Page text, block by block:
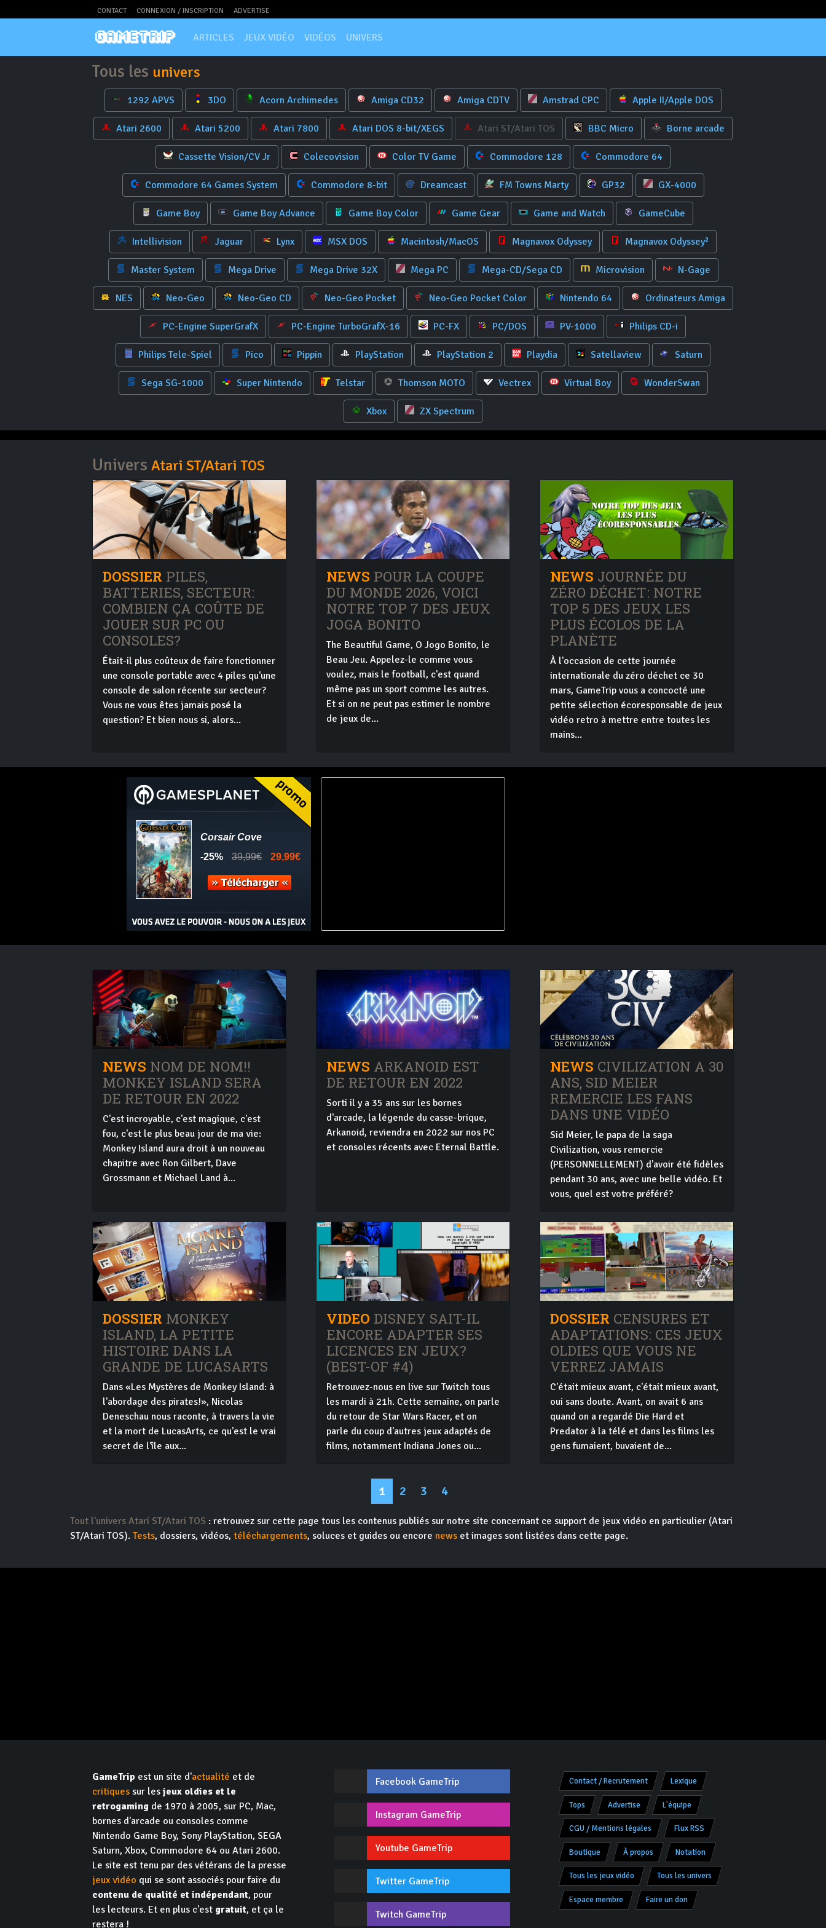
CONTACT CONNEXION / INSCRIPTION ADVERTISE
ARTICLES JEUX VIDÉO VIDÉOS UNIVERS
Tous les univers
1292 APVS 3DO Acorn Archimedes Amiga CD32 Amiga CDTV Amstrad CPC Apple II/Apple DOS
Atari 2600 Atari 5200 Atari 7800 Atari DOS 8-bit/XEGS Atari ST/Atari TOS BBC Micro Borne arcade
Cassette Vision/CV Jr Colecovision Color TV Game Commodore 128 Commodore 64
Commodore 64 Games System Commodore 8-bit Dreamcast FM Towns Marty GP32 GX-4000
Game Boy Game Boy Advance Game Boy Color Game Gear Game and Watch GameCube
Intellivision Jaguar Lynx MSX DOS Macintosh/MacOS Magnavox Odyssey Magnavox Odyssey²
Master System Mega Drive Mega Drive 32X Mega PC Mega-CD/Sega CD Microvision N-Gage
NES Neo-Geo Neo-Geo CD Neo-Geo Pocket Neo-Geo Pocket Color Nintendo 64 Ordinateurs Amiga
PC-Engine SuperGrafX PC-Engine TurboGrafX-16 PC-FX PC/DOS PV-1000 Philips CD-i
Philips Tele-Spiel Pico Pippin PlayStation PlayStation 2 Playdia Satellaview Saturn
Sega SG-1000 Super Nintendo Telstar Thomson MOTO Vectrex Virtual Boy WonderSwan
Xbox ZX Spectrum
Univers Atari ST/Atari TOS
DOSSIER PILES,
BATTERIES, SECTEUR:
COMBIEN ÇA COÛTE DE
JOUER SUR PC OU
CONSOLES?
Était-il plus coûteux de faire fonctionner
une console portable avec 4 piles qu'une
console de salon récente sur secteur?
Vous ne vous êtes jamais posé la
question? Et bien nous si, alors...
NEWS POUR LA COUPE
DU MONDE 2026, VOICI
NOTRE TOP 7 DES JEUX
JOGA BONITO
The Beautiful Game, O Jogo Bonito, le
Beau Jeu. Appelez-le comme vous
voulez, mais le football, c'est quand
même pas un sport comme les autres.
Et si on ne peut pas estimer le nombre
de jeux de...
NEWS JOURNÉE DU
ZÉRO DÉCHET: NOTRE
TOP 5 DES JEUX LES
PLUS ÉCOLOS DE LA
PLANÈTE
À l'occasion de cette journée
internationale du zéro déchet ce 30
mars, GameTrip vous a concocté une
petite sélection écoresponsable de jeux
vidéo retro à mettre entre toutes les
mains...
NEWS NOM DE NOM!!
MONKEY ISLAND SERA
DE RETOUR EN 2022
C'est incroyable, c'est magique, c'est
fou, c'est le plus beau jour de ma vie:
Monkey Island aura droit à un nouveau
chapitre avec Ron Gilbert, Dave
Grossmann et Michael Land à...
NEWS ARKANOID EST
DE RETOUR EN 2022
Sorti il y a 35 ans sur les bornes
d'arcade, la légende du casse-brique,
Arkanoid, reviendra en 2022 sur nos PC
et consoles récents avec Eternal Battle.
NEWS CIVILIZATION A 30
ANS, SID MEIER
REMERCIE LES FANS
DANS UNE VIDÉO
Sid Meier, le papa de la saga
Civilization, vous remercie
(PERSONNELLEMENT) d'avoir été fidèles
pendant 30 ans, avec une belle vidéo. Et
vous, quel est votre préféré?
DOSSIER MONKEY
ISLAND, LA PETITE
HISTOIRE DANS LA
GRANDE DE LUCASARTS
Dans «Les Mystères de Monkey Island: à
l'abordage des pirates!», Nicolas
Deneschau nous raconte, à travers la vie
et la mort de LucasArts, ce qu'est le vrai
secret de l'île aux...
VIDEO DISNEY SAIT-IL
ENCORE ADAPTER SES
LICENCES EN JEUX?
(BEST-OF #4)
Retrouvez-nous en live sur Twitch tous
les mardi à 21h. Cette semaine, on parle
du retour de Star Wars Racer, et on
parle du coup d'autres jeux adaptés de
films, notamment Indiana Jones ou...
DOSSIER CENSURES ET
ADAPTATIONS: CES JEUX
OLDIES QUE VOUS NE
VERREZ JAMAIS
C'était mieux avant, c'était mieux avant,
oui sans doute. Avant, on avait 6 ans
quand on a regardé Die Hard et
Predator à la télé et dans les films les
gens fumaient, buvaient de...
1 2 3 4
Tout l'univers Atari ST/Atari TOS : retrouvez sur cette page tous les contenus publiés sur notre site concernant ce support de jeux vidéo en particulier (Atari
ST/Atari TOS). Tests, dossiers, vidéos, téléchargements, soluces et guides ou encore news et images sont listées dans cette page.
GameTrip est un site d'actualité et de
critiques sur lesjeux oldies et le
retrogaming de 1970 à 2005, sur PC, Mac,
bornes d'arcade ou consoles comme
Nintendo Game Boy, Sony PlayStation, SEGA
Saturn, Xbox, Commodore 64 ou Atari 2600.
Le site est tenu par des vétérans de la presse
jeux vidéo qui se sont associés pour faire du
contenu de qualité et indépendant, pour
les lecteurs. Et en plus c'est gratuit, et ça le
restera !
Facebook GameTrip
Instagram GameTrip
Youtube GameTrip
Twitter GameTrip
Twitch GameTrip
Contact / Recrutement Lexique
Tops Advertise L'équipe
CGU / Mentions légales Flux RSS
Boutique À propos Notation
Tous les jeux vidéo Tous les univers
Espace membre Faire un don